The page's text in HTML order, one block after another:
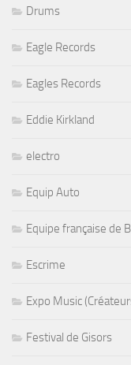
Drums
Eagle Records
Eagles Records
Eddie Kirkland
electro
Equip Auto
Equipe française de
Escrime
Expo Music
Festival de Gisors